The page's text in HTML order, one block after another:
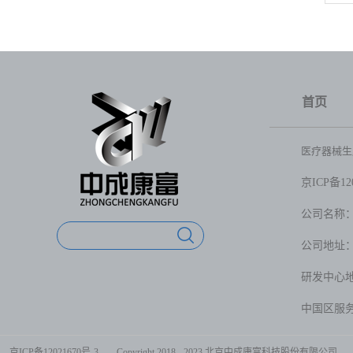
首页
医疗器械
京ICP备
公司名称
公司地址
研发中心
中国区服